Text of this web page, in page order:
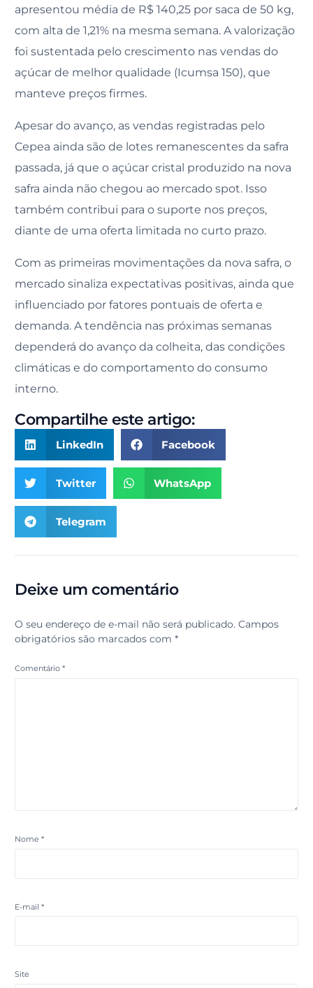
apresentou média de R$ 140,25 por saca de 50 kg,
com alta de 1,21% na mesma semana. A valorização
foi sustentada pelo crescimento nas vendas do
açúcar de melhor qualidade (Icumsa 150), que
manteve preços firmes.
Apesar do avanço, as vendas registradas pelo
Cepea ainda são de lotes remanescentes da safra
passada, já que o açúcar cristal produzido na nova
safra ainda não chegou ao mercado spot. Isso
também contribui para o suporte nos preços,
diante de uma oferta limitada no curto prazo.
Com as primeiras movimentações da nova safra, o
mercado sinaliza expectativas positivas, ainda que
influenciado por fatores pontuais de oferta e
demanda. A tendência nas próximas semanas
dependerá do avanço da colheita, das condições
climáticas e do comportamento do consumo
interno.
Compartilhe este artigo:
LinkedIn Facebook
Twitter WhatsApp
Telegram
Deixe um comentário
O seu endereço de e-mail não será publicado. Campos
obrigatórios são marcados com*
Comentário*
Nome*
E-mail*
Site